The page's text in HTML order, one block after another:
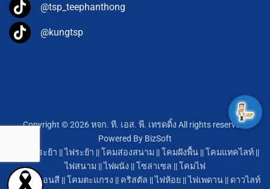
@tsp_teephanthong
@kungtsp
Copyright © 2026 หจก. ที. เอส. พี. เทรดดิ้ง All rights reserved.
Powered By BizSoft
โคมไฟระย้า ||ไฟระย้า ||โคมส่องสนาม ||โคมฝังพื้น||โคมแทคไลท์||
ไฟสนาม ||ไฟผนัง ||โซล่าเซล ||โคมไฟ
หลอดนีออนสี ||โคมตะแกรง || คริสตัล ||ไฟห้อย ||ไฟเพดาน || ดาวไลท์